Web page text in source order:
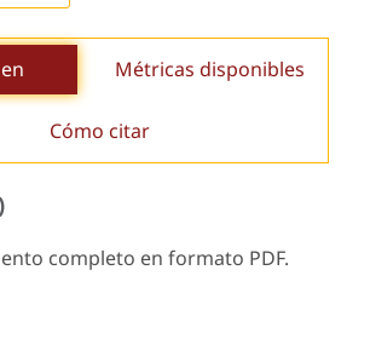
Métricas disponibles
Cómo citar
completo en formato PDF.